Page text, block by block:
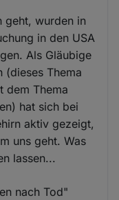
geht, wurden in
in den USA
Als Gläubige
(dieses Thema
dem Thema
hat sich bei
aktiv gezeigt,
uns geht. Was
lassen...
nach Tod"